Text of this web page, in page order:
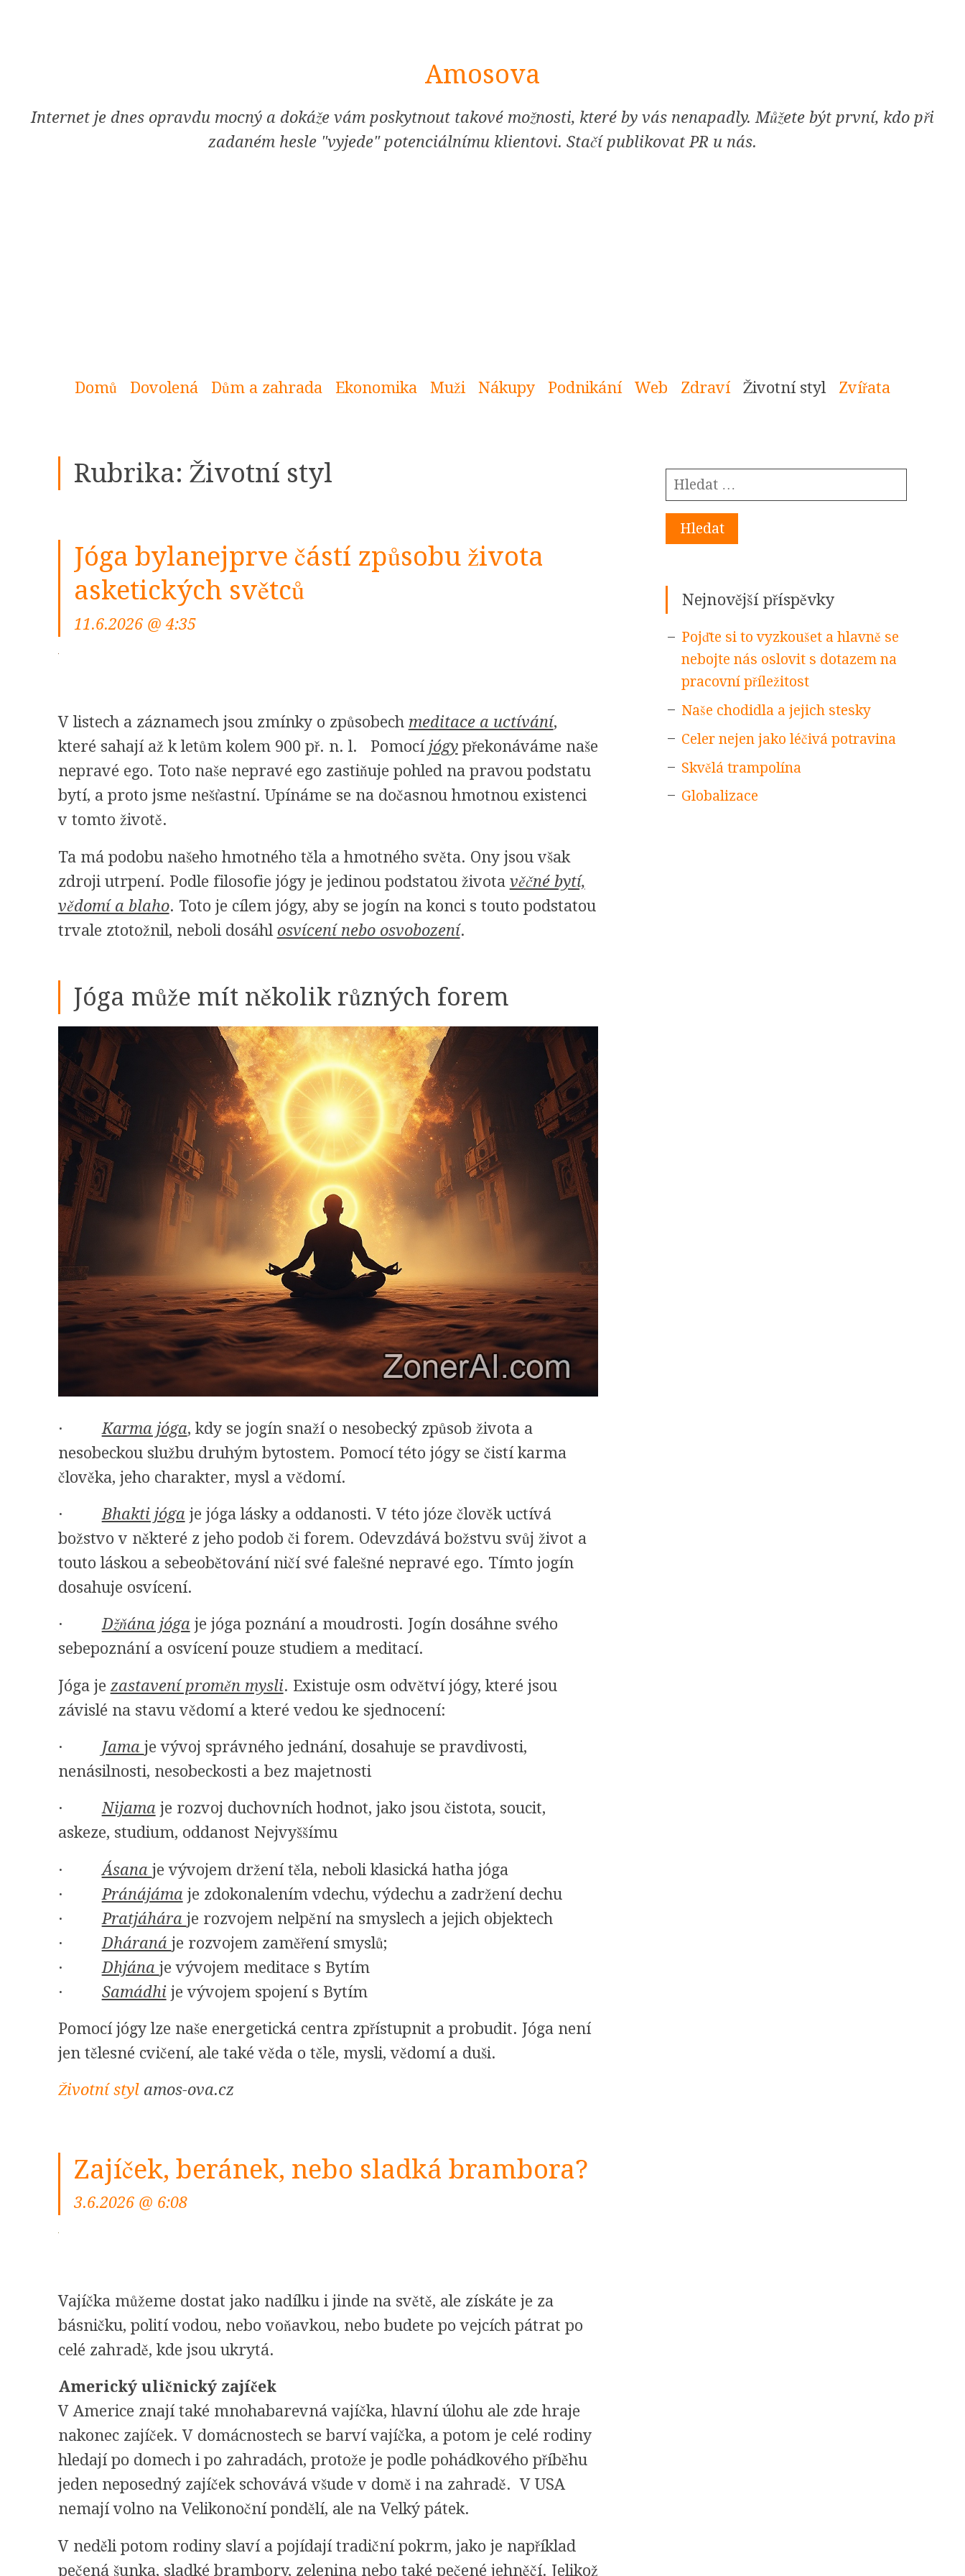
Content]
Amosova
Internet je dnes opravdu mocný a dokáže vám poskytnout takové možnosti, které by vás nenapadly. Můžete být první, kdo při
zadaném hesle "vyjede" potenciálnímu klientovi. Stačí publikovat PR u nás.
Domů Dovolená Dům a zahrada Ekonomika Muži Nákupy Podnikání Web Zdraví Životní styl Zvířata
Rubrika:Životní styl
Jóga bylanejprve částí způsobu života
asketických světců
11.6.2026 @ 4:35
V listech a záznamech jsou zmínky o způsobech meditace a uctívání,
které sahají až k letům kolem 900 př. n. l. Pomocí jógypřekonáváme naše
nepravé ego. Toto naše nepravé ego zastiňuje pohled na pravou podstatu
bytí, a proto jsme nešťastní. Upínáme se na dočasnou hmotnou existenci
v tomto životě.
Ta má podobu našeho hmotného těla a hmotného světa. Ony jsou však
zdroji utrpení. Podle filosofie jógy je jedinou podstatou života věčné bytí,
vědomí a blaho. Toto je cílem jógy, aby se jogín na konci s touto podstatou
trvale ztotožnil, neboli dosáhl osvícení nebo osvobození.
Jóga může mít několik různých forem
· Karma jóga, kdy se jogín snaží o nesobecký způsob života a
nesobeckou službu druhým bytostem. Pomocí této jógy se čistí karma
člověka, jeho charakter, mysl a vědomí.
· Bhakti jógaje jóga lásky a oddanosti. V této józe člověk uctívá
božstvo v některé z jeho podob či forem. Odevzdává božstvu svůj život a
touto láskou a sebeobětování ničí své falešné nepravé ego. Tímto jogín
dosahuje osvícení.
·Džňána jógaje jóga poznání a moudrosti. Jogín dosáhne svého
sebepoznání a osvícení pouze studiem a meditací.
Jóga je zastavení proměn mysli. Existuje osm odvětví jógy, které jsou
závislé na stavu vědomí a které vedou ke sjednocení:
· Jama je vývoj správného jednání, dosahuje se pravdivosti,
nenásilnosti, nesobeckosti a bez majetnosti
·Nijamaje rozvoj duchovních hodnot, jako jsou čistota, soucit,
askeze, studium, oddanost Nejvyššímu
·Ásana je vývojem držení těla, neboli klasická hatha jóga
· Pránájámaje zdokonalením vdechu, výdechu a zadržení dechu
· Pratjáhára je rozvojem nelpění na smyslech a jejich objektech
· Dháraná je rozvojem zaměření smyslů;
· Dhjána je vývojem meditace s Bytím
· Samádhi je vývojem spojení s Bytím
Pomocí jógy lze naše energetická centra zpřístupnit a probudit. Jóga není
jen tělesné cvičení, ale také věda o těle, mysli, vědomí a duši.
Životní stylamos-ova.cz
Zajíček, beránek, nebo sladká brambora?
3.6.2026 @ 6:08
Vajíčka můžeme dostat jako nadílku i jinde na světě, ale získáte je za
básničku, polití vodou, nebo voňavkou, nebo budete po vejcích pátrat po
celé zahradě, kde jsou ukrytá.
Americký uličnický zajíček
V Americe znají také mnohabarevná vajíčka, hlavní úlohu ale zde hraje
nakonec zajíček. V domácnostech se barví vajíčka, a potom je celé rodiny
hledají po domech i po zahradách, protože je podle pohádkového příběhu
jeden neposedný zajíček schovává všude v domě i na zahradě. V USA
nemají volno na Velikonoční pondělí, ale na Velký pátek.
V neděli potom rodiny slaví a pojídají tradiční pokrm, jako je například
pečená šunka, sladké brambory, zelenina nebo také pečené jehněčí. Jelikož
Sidebar
Vyhledávání
Nejnovější příspěvky
Pojďte si to vyzkoušet a hlavně se
nebojte nás oslovit s dotazem na
pracovní příležitost
Naše chodidla a jejich stesky
Celer nejen jako léčivá potravina
Skvělá trampolína
Globalizace